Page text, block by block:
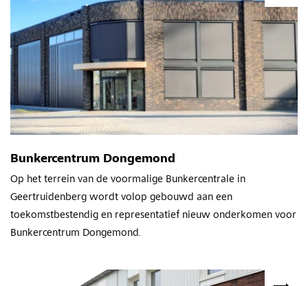
Bunkercentrum Dongemond
Op het terrein van de voormalige Bunkercentrale in
Geertruidenberg wordt volop gebouwd aan een
toekomstbestendig en representatief nieuw onderkomen voor
Bunkercentrum Dongemond.